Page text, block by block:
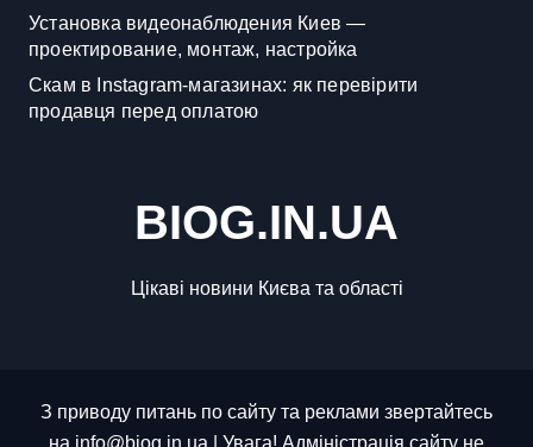
Установка видеонаблюдения Киев —
проектирование, монтаж, настройка
Скам в Instagram-магазинах: як перевірити
продавця перед оплатою
BIOG.IN.UA
Цікаві новини Києва та області
З приводу питань по сайту та реклами звертайтесь